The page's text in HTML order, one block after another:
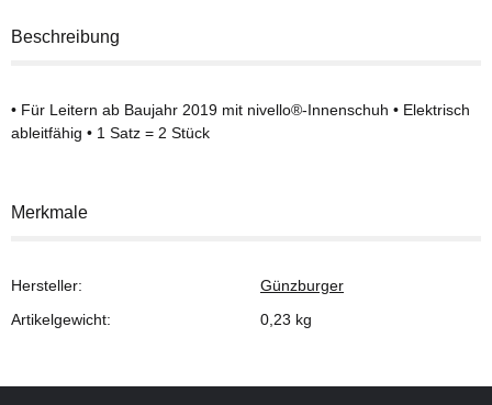
Beschreibung
• Für Leitern ab Baujahr 2019 mit nivello®-Innenschuh • Elektrisch
ableitfähig • 1 Satz = 2 Stück
Merkmale
Hersteller:
Günzburger
Artikelgewicht:
0,23 kg